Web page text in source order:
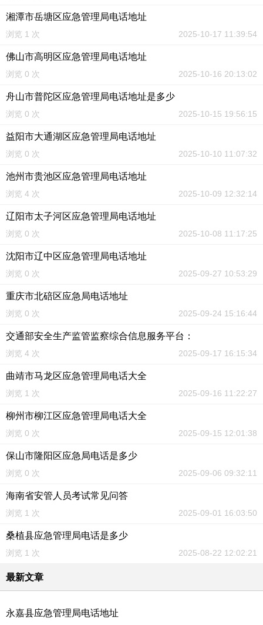
湘潭市岳塘区应急管理局电话地址
浏览 1 次 2025-10-17 11:39:54
佛山市高明区应急管理局电话地址
浏览 0 次 2025-10-16 20:13:02
舟山市普陀区应急管理局电话地址是多少
浏览 0 次 2025-10-15 19:56:15
益阳市大通湖区应急管理局电话地址
浏览 0 次 2025-10-10 11:07:32
池州市贵池区应急管理局电话地址
浏览 4 次 2025-10-09 12:32:14
辽阳市太子河区应急管理局电话地址
浏览 0 次 2025-10-08 11:17:25
沈阳市辽中区应急管理局电话地址
浏览 0 次 2025-09-27 10:53:29
重庆市北碚区应急局电话地址
浏览 0 次 2025-09-24 15:16:44
交通部安全生产监管监察综合信息服务平台：
浏览 4 次 2025-09-17 16:15:34
曲靖市马龙区应急管理局电话大全
浏览 1 次 2025-09-16 11:22:27
柳州市柳江区应急管理局电话大全
浏览 0 次 2025-09-15 12:01:38
保山市隆阳区应急局电话是多少
浏览 0 次 2025-09-06 09:32:11
海南省安管人员考试常见问答
浏览 1 次 2025-09-01 16:03:50
桑植县应急管理局电话是多少
浏览 1 次 2025-08-22 12:02:21
最新文章
永嘉县应急管理局电话地址